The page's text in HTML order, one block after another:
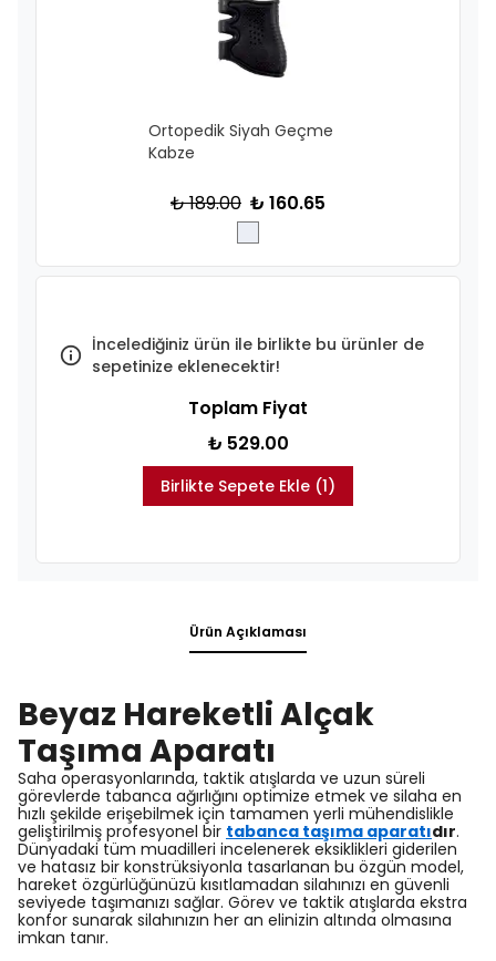
Ortopedik Siyah Geçme
Kabze
₺ 189.00 ₺ 160.65
İncelediğiniz ürün ile birlikte bu ürünler de
sepetinize eklenecektir!
Toplam Fiyat
₺ 529.00
Birlikte Sepete Ekle (1)
Ürün Açıklaması
Beyaz Hareketli Alçak
Taşıma Aparatı
Saha operasyonlarında, taktik atışlarda ve uzun süreli
görevlerde tabanca ağırlığını optimize etmek ve silaha en
hızlı şekilde erişebilmek için tamamen yerli mühendislikle
geliştirilmiş profesyonel bir tabanca taşıma aparatıdır.
Dünyadaki tüm muadilleri incelenerek eksiklikleri giderilen
ve hatasız bir konstrüksiyonla tasarlanan bu özgün model,
hareket özgürlüğünüzü kısıtlamadan silahınızı en güvenli
seviyede taşımanızı sağlar. Görev ve taktik atışlarda ekstra
konfor sunarak silahınızın her an elinizin altında olmasına
imkan tanır.